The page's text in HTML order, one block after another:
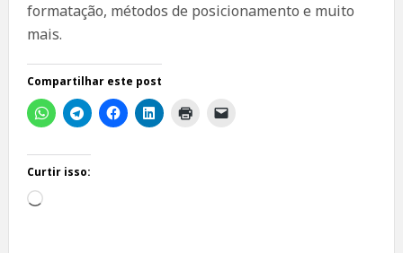
formatação, métodos de posicionamento e muito
mais.
Compartilhar este post
Curtir isso:
Carregando...